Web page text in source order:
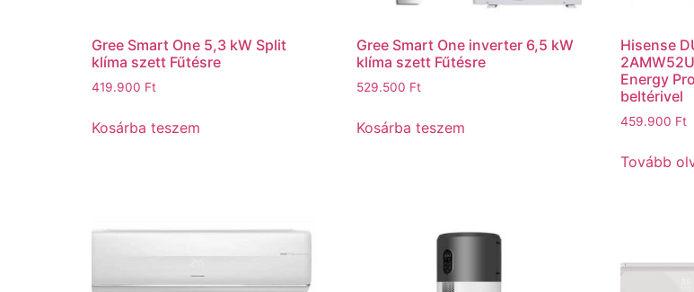
Gree Smart One 5,3 kW Split
klíma szett Fűtésre
419.900 Ft
Kosárba teszem
Gree Smart One inverter 6,5 kW
klíma szett Fűtésre
529.500 Ft
Kosárba teszem
Hisense
Energy
beltérivel
459.900 Ft
Tovább